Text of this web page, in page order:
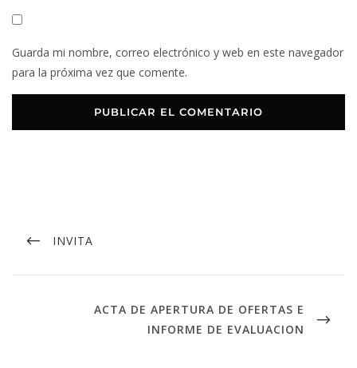
Guarda mi nombre, correo electrónico y web en este navegador
para la próxima vez que comente.
INVITA
ACTA DE APERTURA DE OFERTAS E
INFORME DE EVALUACION